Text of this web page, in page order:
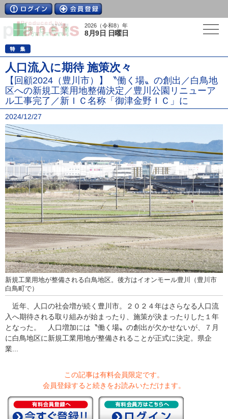
2026（令和8）年
8月9日 日曜日
人口流入に期待 施策次々
【回顧2024（豊川市）】〝働く場〟の創出／白鳥地
区への新規工業用地整備決定／豊川公園リニューア
ル工事完了／新ＩＣ名称「御津金野ＩＣ」に
2024/12/27
新規工業用地が整備される白鳥地区。後方はイオンモール豊川（豊川市
白鳥町で）
近年、人口の社会増が続く豊川市。２０２４年はさらなる人口流
入へ期待される取り組みが始まったり、施策が決まったりした１年
となった。 人口増加には〝働く場〟の創出が欠かせないが、７月
に白鳥地区に新規工業用地が整備されることが正式に決定。県企
業...
この記事は有料会員限定です。
会員登録すると続きをお読みいただけます。